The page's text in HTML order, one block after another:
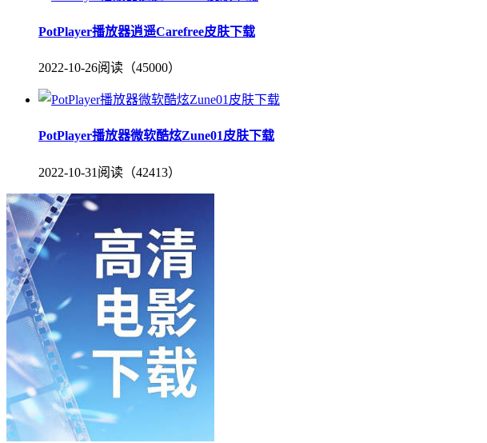
PotPlayer播放器逍遥Carefree皮肤下载
2022-10-26阅读（45000）
PotPlayer播放器微软酷炫Zune01皮肤下载
2022-10-31 阅读（42413）